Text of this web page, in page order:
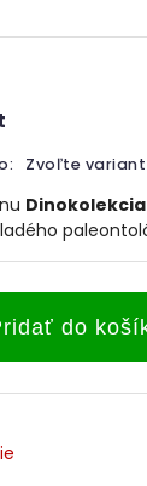
Zvoľte variant
do
Dinokolekcia